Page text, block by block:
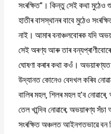
সংৰক্ষিত”। কিন্তু সেই কথা মুঠেও
হাতীৰ বাসস্থানৰ বাবে মুঠেও
নাই। আমাৰ বনাঞ্চলবোৰক যদি
সেই অৰণ্য আৰু তাৰ
ঘোষণা কৰাৰ কথা কওঁ।
উদ্যানত কোনেও বেদখল কৰিব
বালিৰ মহল, শিলৰ মহল হ’ব
তেল খান্দিব নোৱাৰে; অভয়াৰণ্য
সংৰক্ষিত অঞ্চলত আইনগতভাৱে বন